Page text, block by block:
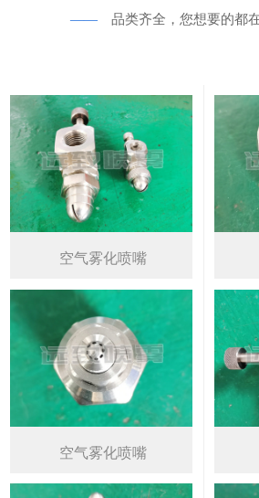
—— 品类齐全，您想要的都
空气雾化喷嘴
空气雾化喷嘴